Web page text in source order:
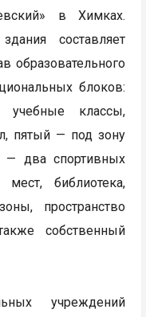
в Химках.
составляет
образовательного
блоков:
классы,
пятый — под зону
— два спортивных
библиотека,
пространство
собственный
учреждений